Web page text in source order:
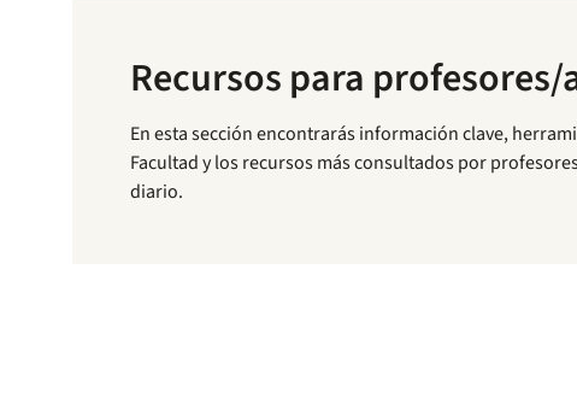
Recursos para profesores/
En esta sección encontrarás información clave,
Facultad y los recursos más consultados por
diario.